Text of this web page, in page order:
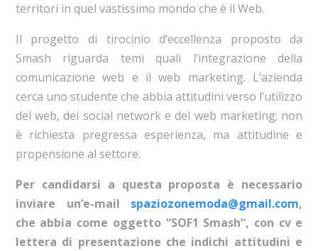
territori in quel vastissimo mondo che è il Web.
Il progetto di tirocinio d’eccellenza proposto da
Smash riguarda temi quali l’integrazione della
comunicazione web e il web marketing. L’azienda
cerca uno studente che abbia attitudini verso l’utilizzo
del web, dei social network e del web marketing; non
è richiesta pregressa esperienza, ma attitudine e
propensione al settore.
Per candidarsi a questa proposta è necessario
inviare un’e-mail spaziozonemoda@gmail.com,
che abbia come oggetto “SOF1 Smash”, con cv e
lettera di presentazione che indichi attitudini e